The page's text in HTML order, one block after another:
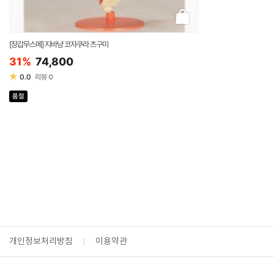
[장갑무스메] 지바냥 코자쿠라 츠구미
31% 74,800
★ 0.0 리뷰0
품절
개인정보처리방침 이용약관